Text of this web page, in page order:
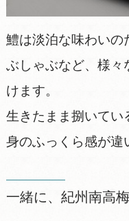
鱧は淡泊な味わいの
ぶしゃぶなど、様々
けます。
生きたまま捌いてい
身のふっくら感が違
一緒に、紀州南高